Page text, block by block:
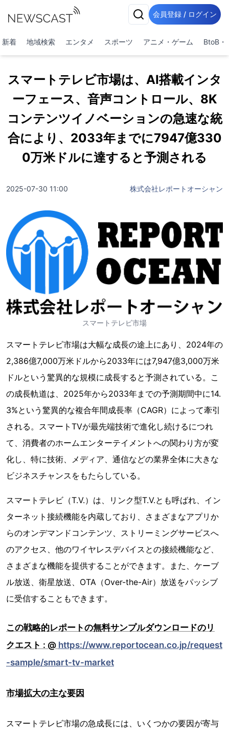
会員登録 / ログイン
新着 地域検索 エンタメ スポーツ アニメ・ゲーム BtoB・
スマートテレビ市場は、AI搭載インタ
ーフェース、音声コントロール、8K
コンテンツイノベーションの急速な統
合により、2033年までに7947億330
0万米ドルに達すると予測される
2025-07-30 11:00 株式会社レポートオーシャン
スマートテレビ市場
スマートテレビ市場は大幅な成長の途上にあり、2024年の
2,386億7,000万米ドルから2033年には7,947億3,000万米
ドルという驚異的な規模に成長すると予測されている。こ
の成長軌道は、2025年から2033年までの予測期間中に14.
3%という驚異的な複合年間成長率（CAGR）によって牽引
される。スマートTVが最先端技術で進化し続けるにつれ
て、消費者のホームエンターテイメントへの関わり方が変
化し、特に技術、メディア、通信などの業界全体に大きな
ビジネスチャンスをもたらしている。
スマートテレビ（T.V.）は、リンク型T.V.とも呼ばれ、イン
ターネット接続機能を内蔵しており、さまざまなアプリか
らのオンデマンドコンテンツ、ストリーミングサービスへ
のアクセス、他のワイヤレスデバイスとの接続機能など、
さまざまな機能を提供することができます。また、ケーブ
ル放送、衛星放送、OTA（Over-the-Air）放送をパッシブ
に受信することもできます。
この戦略的レポートの無料サンプルダウンロードのリ
クエスト : @ https://www.reportocean.co.jp/request
-sample/smart-tv-market
市場拡大の主な要因
スマートテレビ市場の急成長には、いくつかの要因が寄与